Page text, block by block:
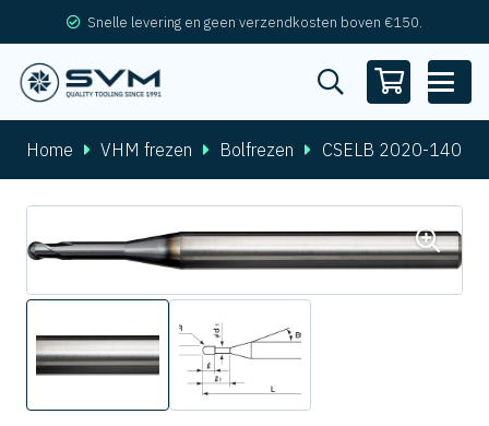
Snelle levering en geen verzendkosten boven €150.
Home VHM frezen Bolfrezen CSELB 2020-140